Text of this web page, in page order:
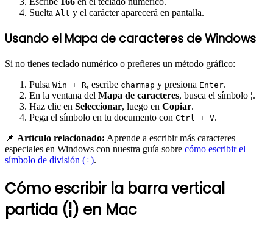
Suelta Alt y el carácter aparecerá en pantalla.
Usando el Mapa de caracteres de Windows
Si no tienes teclado numérico o prefieres un método gráfico:
Pulsa Win + R, escribe charmap y presiona Enter.
En la ventana del Mapa de caracteres, busca el símbolo ¦.
Haz clic en Seleccionar, luego en Copiar.
Pega el símbolo en tu documento con Ctrl + V.
📌 Artículo relacionado: Aprende a escribir más caracteres
especiales en Windows con nuestra guía sobre cómo escribir el
símbolo de división (÷).
Cómo escribir la barra vertical
partida (¦) en Mac